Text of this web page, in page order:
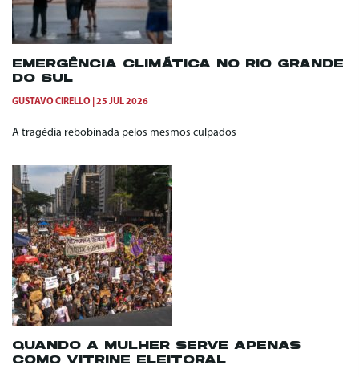
EMERGÊNCIA CLIMÁTICA NO RIO GRANDE
DO SUL
GUSTAVO CIRELLO 25 JUL 2026
A tragédia rebobinada pelos mesmos culpados
QUANDO A MULHER SERVE APENAS
COMO VITRINE ELEITORAL